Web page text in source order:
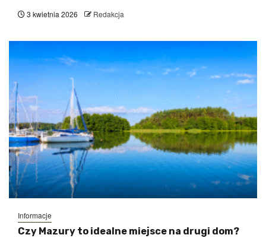
3 kwietnia 2026 Redakcja
Informacje
Czy Mazury to idealne miejsce na drugi dom?